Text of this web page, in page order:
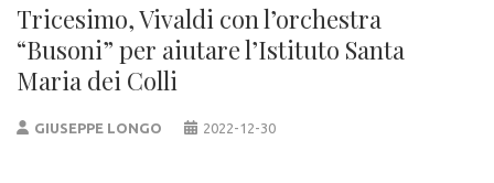
Tricesimo, Vivaldi con l’orchestra
“Busoni” per aiutare l’Istituto Santa
Maria dei Colli
GIUSEPPE LONGO 2022-12-30